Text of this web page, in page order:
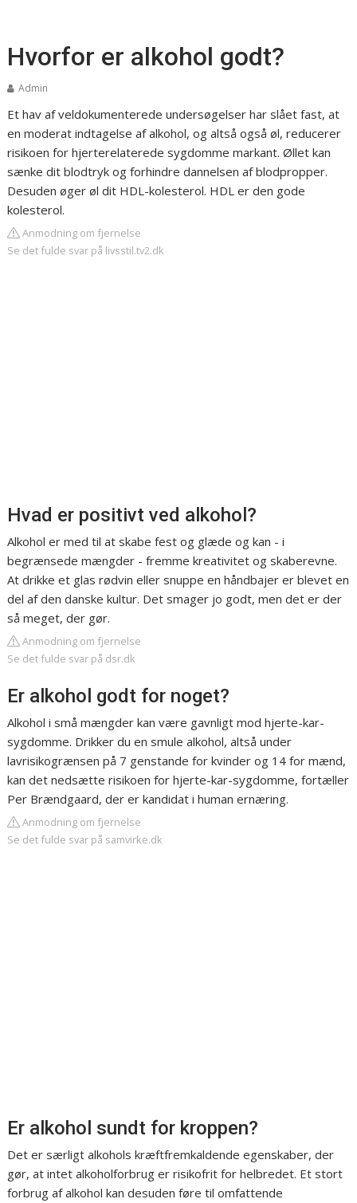
Hvorfor er alkohol godt?
Admin
Et hav af veldokumenterede undersøgelser har slået fast, at
en moderat indtagelse af alkohol, og altså også øl, reducerer
risikoen for hjerterelaterede sygdomme markant. Øllet kan
sænke dit blodtryk og forhindre dannelsen af blodpropper.
Desuden øger øl dit HDL-kolesterol. HDL er den gode
kolesterol.
Anmodning om fjernelse
Se det fulde svar på livsstil.tv2.dk
Hvad er positivt ved alkohol?
Alkohol er med til at skabe fest og glæde og kan - i
begrænsede mængder - fremme kreativitet og skaberevne.
At drikke et glas rødvin eller snuppe en håndbajer er blevet en
del af den danske kultur. Det smager jo godt, men det er der
så meget, der gør.
Anmodning om fjernelse
Se det fulde svar på dsr.dk
Er alkohol godt for noget?
Alkohol i små mængder kan være gavnligt mod hjerte-kar-
sygdomme. Drikker du en smule alkohol, altså under
lavrisikogrænsen på 7 genstande for kvinder og 14 for mænd,
kan det nedsætte risikoen for hjerte-kar-sygdomme, fortæller
Per Brændgaard, der er kandidat i human ernæring.
Anmodning om fjernelse
Se det fulde svar på samvirke.dk
Er alkohol sundt for kroppen?
Det er særligt alkohols kræftfremkaldende egenskaber, der
gør, at intet alkoholforbrug er risikofrit for helbredet. Et stort
forbrug af alkohol kan desuden føre til omfattende